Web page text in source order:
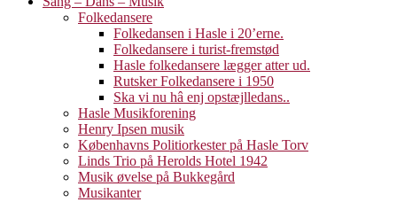
Folkedansere
Folkedansen i Hasle i 20’erne.
Folkedansere i turist-fremstød
Hasle folkedansere lægger atter ud.
Rutsker Folkedansere i 1950
Ska vi nu hâ enj opstæjlledans..
Hasle Musikforening
Henry Ipsen musik
Københavns Politiorkester på Hasle Torv
Linds Trio på Herolds Hotel 1942
Musik øvelse på Bukkegård
Musikanter